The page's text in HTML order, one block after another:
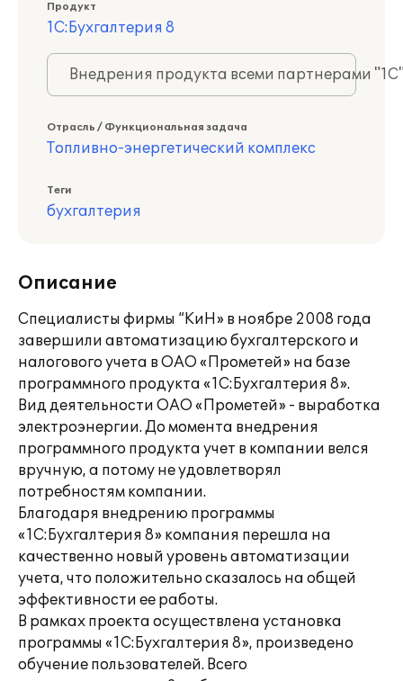
Продукт
1С:Бухгалтерия 8
Внедрения продукта всеми партнерами
Отрасль / Функциональная задача
Топливно-энергетический комплекс
Теги
бухгалтерия
Описание
Специалисты фирмы “КиН» в ноябре 2008 года
завершили автоматизацию бухгалтерского и
налогового учета в ОАО «Прометей» на базе
программного продукта «1С:Бухгалтерия 8».
Вид деятельности ОАО «Прометей» - выработка
электроэнергии. До момента внедрения
программного продукта учет в компании велся
вручную, а потому не удовлетворял
потребностям компании.
Благодаря внедрению программы
«1С:Бухгалтерия 8» компания перешла на
качественно новый уровень автоматизации
учета, что положительно сказалось на общей
эффективности ее работы.
В рамках проекта осуществлена установка
программы «1С:Бухгалтерия 8», произведено
обучение пользователей. Всего